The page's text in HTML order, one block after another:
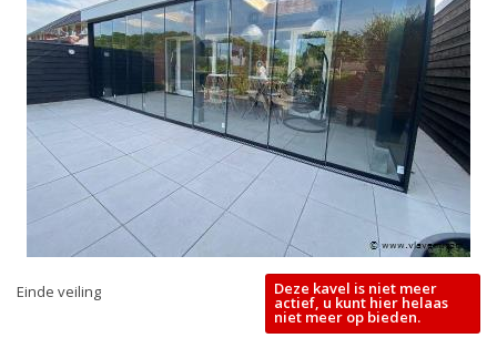
Einde veiling Deze kavel is niet meer
actief, u kunt hier helaas
niet meer op bieden.